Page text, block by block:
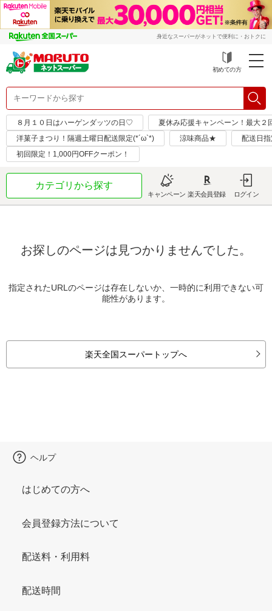
身近なスーパーがネットで便利に・おトクに
初めての方
８月１０日はハーゲンダッツの日♡
夏休み応援キャンペーン！最大２
洋菓子まつり！隔週土曜日配送限定(*´ω`*)
涼味商品★
配送日
初回限定！1,000円OFFクーポン！
カテゴリから探す
キャンペーン 楽天会員登録 ログイン
お探しのページは見つかりませんでした。
指定されたURLのページは存在しないか、一時的に利用できない可
能性があります。
楽天全国スーパートップへ
ヘルプ
はじめての方へ
会員登録方法について
配送料・利用料
配送時間